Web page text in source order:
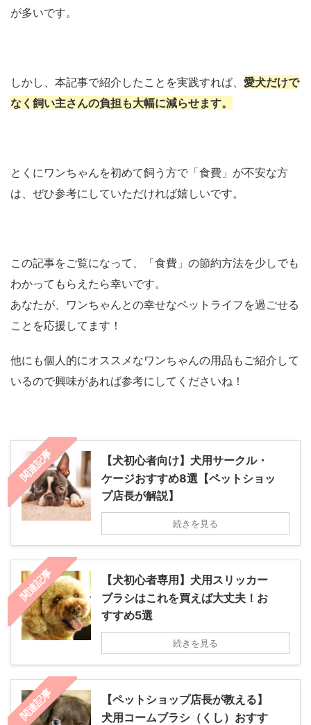
が多いです。
しかし、本記事で紹介したことを実践すれば、 愛犬だけで
なく飼い主さんの負担も大幅に減らせます。
とくにワンちゃんを初めて飼う方で「食費」が不安な方
は、ぜひ参考にしていただければ嬉しいです。
この記事をご覧になって、「食費」の節約方法を少しでも
わかってもらえたら幸いです。
あなたが、ワンちゃんとの幸せなペットライフを過ごせる
ことを応援してます！
他にも個人的にオススメなワンちゃんの用品もご紹介して
いるので興味があれば参考にしてくださいね！
関連記事
【犬初心者向け】犬用サークル・
ケージおすすめ8選【ペットショッ
プ店長が解説】
続きを見る
関連記事
【犬初心者専用】犬用スリッカー
ブラシはこれを買えば大丈夫！お
すすめ5選
続きを見る
関連記事
【ペットショップ店長が教える】
犬用コームブラシ（くし）おすす